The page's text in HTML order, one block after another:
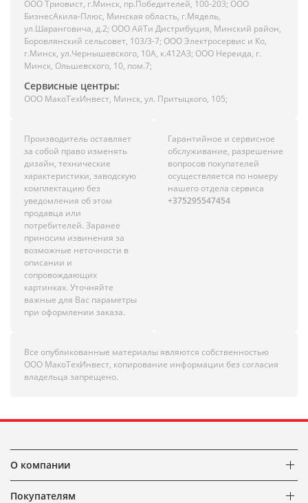
ООО Триовист, г.Минск, пр.Победителей, 100-203; ООО
БизнесАкила-Плюс, Минская область, г.Мядель,
ул.Шаранговича, д.2; ООО АйТи Дистрибуция, Минский район,
Боровлянский сельсовет, 103/3-7; ООО Электросервис и Ко,
г.Минск, ул.Чернышевского, 10А, к.412АЗ; ООО Нереида, г.
Минск, Ольшевского, 10, пом.7;
Сервисные центры:
ООО МакоТехИнвест, Минск, ул. Притыцкого, 105;
Производитель оставляет
за собой право изменять
дизайн, технические
характеристики, заводскую
комплектацию без
уведомления об этом
продавца или
потребителей. Заранее
приносим извинения за
возможные неточности в
описании и
сопровождающих
картинках. Уточняйте
важные для Вас параметры
при оформлении заказа.
Гарантийное и сервисное
обслуживание, разрешение
вопросов покупателей
осуществляется по номеру
нашего отдела сервиса
+375295547454
Все опубликованные материалы являются собственностью
ООО МакоТехИнвест, копирование информации без согласия
владельца запрещено.
О компании
Покупателям